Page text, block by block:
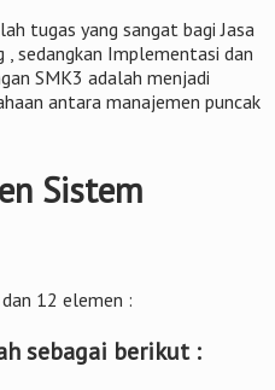
tugas yang sangat bagi Jasa
sedangkan Implementasi dan
SMK3 adalah menjadi
antara manajemen puncak
Sistem
12 elemen :
sebagai berikut :